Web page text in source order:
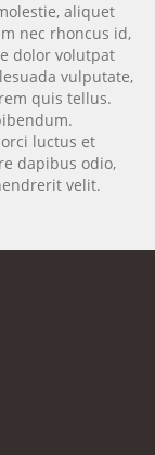
aliquet
nec rhoncus id,
dolor volutpat
vulputate,
quis tellus.
luctus et
dapibus odio,
velit.